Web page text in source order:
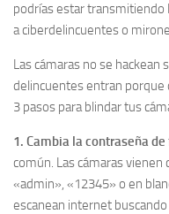
podrías estar transmitiendo
a ciberdelincuentes o
Las cámaras no se hackean
delincuentes entran porque
3 pasos para blindar tus
1. Cambia la contraseña
común. Las cámaras
«admin», «12345» o en
escanean internet